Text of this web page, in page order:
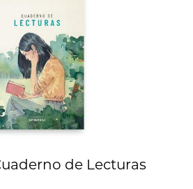
de Lecturas